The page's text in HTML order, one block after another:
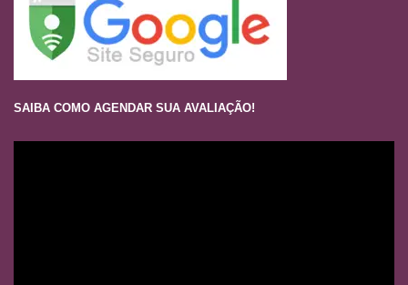
SAIBA COMO AGENDAR SUA AVALIAÇÃO!